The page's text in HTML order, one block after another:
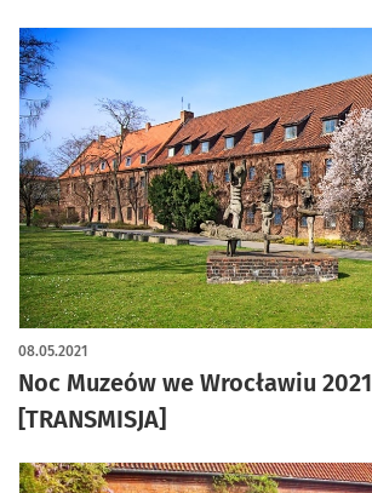
Noc Muzeów we Wrocławiu 2021
[TRANSMISJA]
08.05.2021